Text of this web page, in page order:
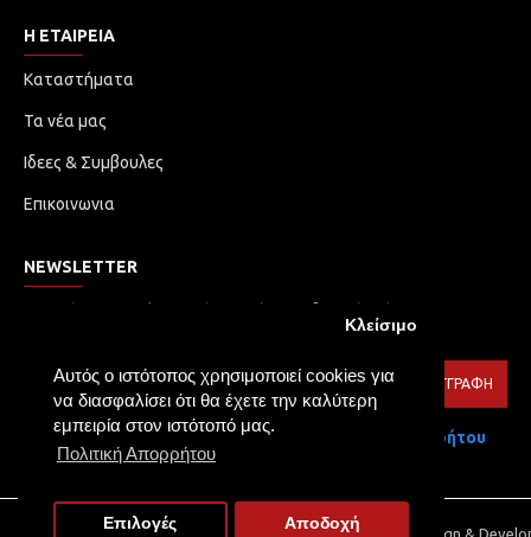
Αυτός ο ιστότοπος χρησιμοποιεί cookies για
να διασφαλίσει ότι θα έχετε την καλύτερη
εμπειρία στον ιστότοπό μας.
Πολιτική Απορρήτου
Κλείσιμο
Επιλογές Αποδοχή
Η ΕΤΑΙΡΕΙΑ
Καταστήματα
Τα νέα μας
Ιδεες & Συμβουλες
Επικοινωνια
NEWSLETTER
ΕΓΓΡΑΦΉ
Έχω διαβάσει και αποδέχομαι τους Πολιτική Απορρήτου
Copyright © 2021, TOLIA LED, All Rights Reserved | Web Design &